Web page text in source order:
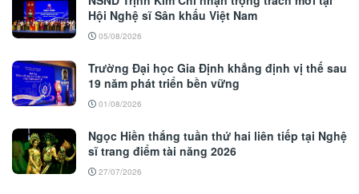
Hội Nghệ sĩ Sân khấu Việt Nam
05/08/2026
Trường Đại học Gia Định khẳng định vị thế sau
19 năm phát triển bền vững
01/08/2026
Ngọc Hiền thắng tuần thứ hai liên tiếp tại Nghệ
sĩ trang điểm tài năng 2026
27/07/2026